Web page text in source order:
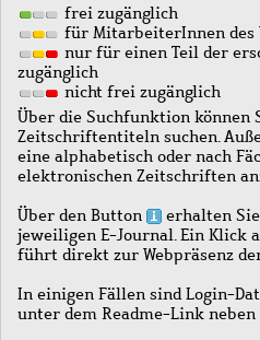
frei zugänglich
für MitarbeiterInnen des
nur für einen Teil der
zugänglich
nicht frei zugänglich
Über die Suchfunktion können
Zeitschriftentiteln suchen.
eine alphabetisch oder nach
elektronischen Zeitschriften
Über den Button
erhalten
jeweiligen E-Journal. Ein
führt direkt zur Webpräsenz
In einigen Fällen sind Login-
unter dem Readme-Link